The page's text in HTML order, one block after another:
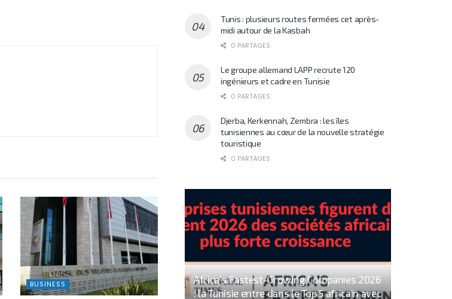
BUSINESS
Tunis : plusieurs routes fermées cet après-
midi autour de la Kasbah
0 PARTAGES
Le groupe allemand LAPP recrute 120
ingénieurs et cadre en Tunisie
0 PARTAGES
Djerba, Kerkennah, Zembra : les îles
tunisiennes au cœur de la nouvelle stratégie
touristique
0 PARTAGES
Africa’s Fastest-Growing Companies 2026
: la Tunisie entre dans le Top 5 africain avec